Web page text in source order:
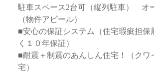
駐車スペース2台可（縦列駐車） オ
（物件アピール）
■安心の保証システム（住宅瑕疵担保
く１０年保証）
■耐震＋制震のあんしん住宅！（クワ
宅）